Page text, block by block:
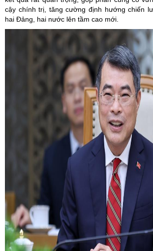
cậy chính trị, tăng cường định hướng chiến
hai Đảng, hai nước lên tầm cao mới.